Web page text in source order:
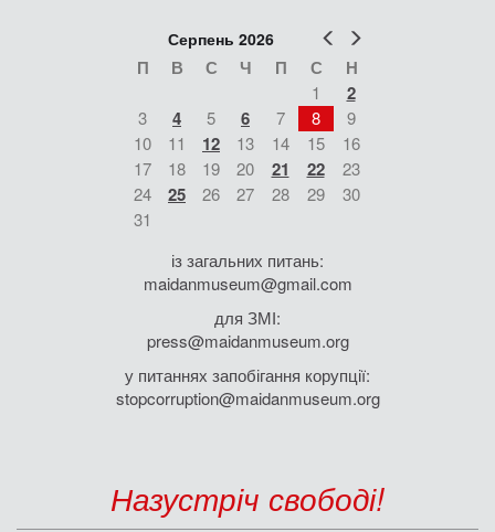
Попер
Серпень 2026
П В С Ч П С Н
1 2
3 4 5 6 7 8
9
10
11 12 13 14 15
16
17
18 19 20 21 22
23
24
25 26 27 28 29
30
31
із загальних питань:
maidanmuseum@gmail.com
для ЗМІ:
press@maidanmuseum.org
у питаннях запобігання корупції:
stopcorruption@maidanmuseum.org
Назустріч свободі!